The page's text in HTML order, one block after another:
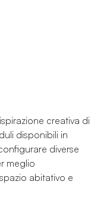
creativa di
disponibili in
diverse
meglio
abitativo e